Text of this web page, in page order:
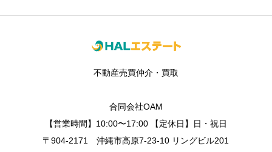
不動産売買仲介・買取
合同会社OAM
【営業時間】10:00〜17:00 【定休日】日・祝日
〒904-2171 沖縄市高原7-23-10 リングビル201